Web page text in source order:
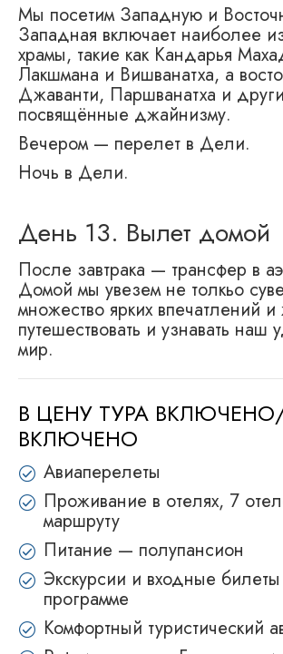
Мы посетим Западную и
Западная включает наиболее
храмы, такие как Кандарья
Лакшмана и Вишванатха, а
Джаванти, Паршванатха и
посвящённые джайнизму.
Вечером — перелет в Дели.
Ночь в Дели.
День 13. Вылет домой
После завтрака — трансфер в
Домой мы увезем не толкьо
множество ярких впечатлений
путешествовать и узнавать наш
мир.
В ЦЕНУ ТУРА
ВКЛЮЧЕНО
Авиаперелеты
Проживание в отелях, 7
маршруту
Питание — полупансион
Экскурсии и входные
программе
Комфортный туристический